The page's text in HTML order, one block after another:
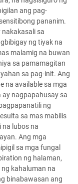
ang pag-
pananim.
sa
ng tiyak na
malamig na buwan
sa pamamagitan
sa pag-init. Ang
na available sa mga
ay nagpapahusay sa
ng
sa mas mabilis
na lubos na
Ang mga
sa mga fungal
ng halaman,
kahaluman na
binabawasan ang